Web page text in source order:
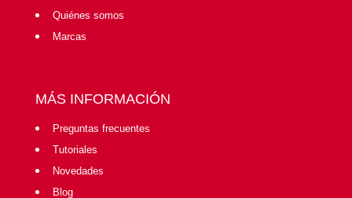
Quiénes somos
Marcas
MÁS INFORMACIÓN
Preguntas frecuentes
Tutoriales
Novedades
Blog